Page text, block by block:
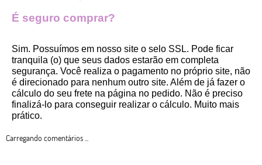
É seguro comprar?
Sim. Possuímos em nosso site o selo SSL. Pode ficar
tranquila (o) que seus dados estarão em completa
segurança. Você realiza o pagamento no próprio site, não
é direcionado para nenhum outro site. Além de já fazer o
cálculo do seu frete na página no pedido. Não é preciso
finalizá-lo para conseguir realizar o cálculo. Muito mais
prático.
Carregando comentários ...